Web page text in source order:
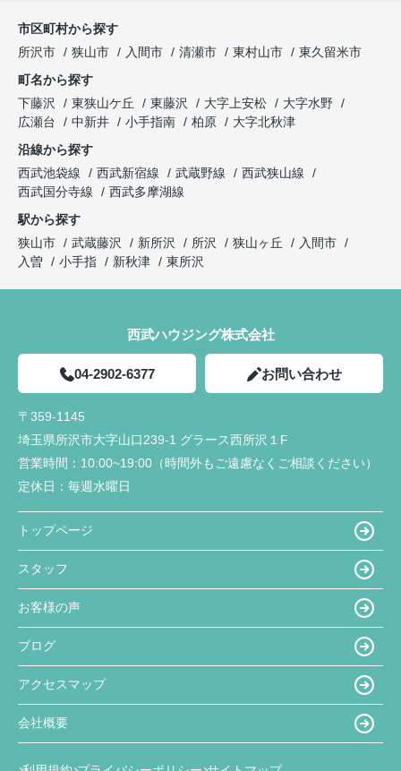
市区町村から探す
所沢市
狭山市 入間市 清瀬市 東村山市
東久留米市
町名から探す
下藤沢
東狭山ケ丘 東藤沢 大字上安松
大字水野
広瀬台
中新井 小手指南 柏原
大字北秋津
沿線から探す
西武池袋線
西武新宿線 武蔵野線
西武狭山線
西武国分寺線
西武多摩湖線
駅から探す
狭山市
武蔵藤沢 新所沢 所沢 狭山ヶ丘
入間市
入曽
小手指 新秋津 東所沢
西武ハウジング株式会社
04-2902-6377 お問い合わせ
〒359-1145
埼玉県所沢市大字山口239-1 グラース西所沢１F
営業時間： 10:00~19:00（時間外もご遠慮なくご相談ください）
定休日： 毎週水曜日
トップページ
スタッフ
お客様の声
ブログ
アクセスマップ
会社概要